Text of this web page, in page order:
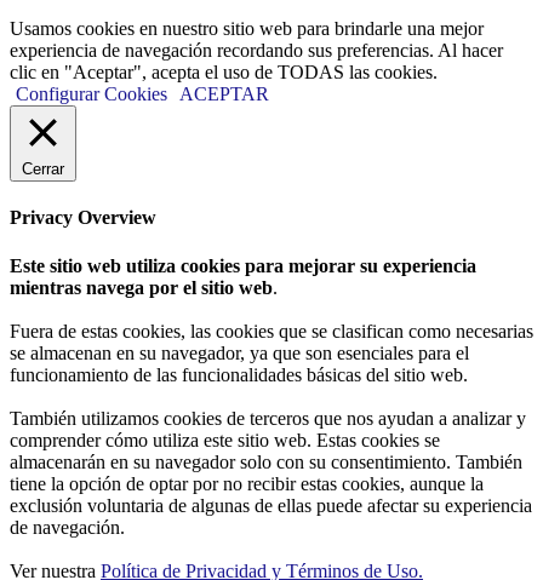
Usamos cookies en nuestro sitio web para brindarle una mejor
experiencia de navegación recordando sus preferencias. Al hacer
clic en "Aceptar", acepta el uso de TODAS las cookies.
Configurar Cookies
ACEPTAR
Cerrar
Privacy Overview
Este sitio web utiliza cookies para mejorar su experiencia
mientras navega por el sitio web.
Fuera de estas cookies, las cookies que se clasifican como necesarias
se almacenan en su navegador, ya que son esenciales para el
funcionamiento de las funcionalidades básicas del sitio web.
También utilizamos cookies de terceros que nos ayudan a analizar y
comprender cómo utiliza este sitio web. Estas cookies se
almacenarán en su navegador solo con su consentimiento. También
tiene la opción de optar por no recibir estas cookies, aunque la
exclusión voluntaria de algunas de ellas puede afectar su experiencia
de navegación.
Ver nuestra Política de Privacidad y Términos de Uso.